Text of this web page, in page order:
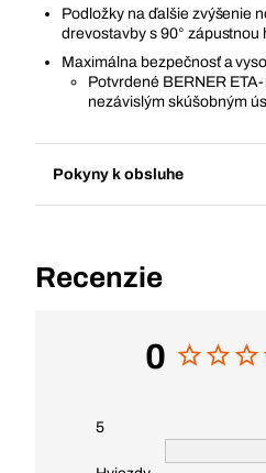
Podložky na ďalšie zvýšenie
drevostavby s 90° zápustnou
Maximálna bezpečnosť a
Potvrdené BERNER
nezávislým skúšobným
Pokyny k obsluhe
Recenzie
0
5